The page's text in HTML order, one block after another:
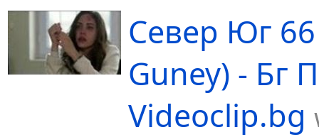
Север Юг
Guney) - Бг
Videoclip.bg